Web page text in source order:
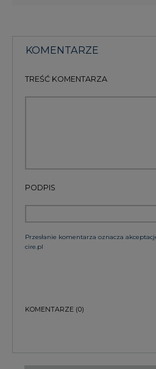
KOMENTARZE
TREŚĆ KOMENTARZA
PODPIS
Przesłanie komentarza oznacza
cire.pl
KOMENTARZE (0)